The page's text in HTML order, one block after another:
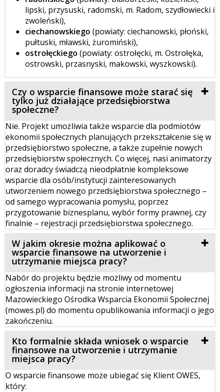
lipski, przysuski, radomski, m. Radom, szydłowiecki i
zwoleński),
ciechanowskiego (powiaty: ciechanowski, płoński,
pułtuski, mławski, żuromiński),
ostrołęckiego (powiaty: ostrołęcki, m. Ostrołęka,
ostrowski, przasnyski, makowski, wyszkowski).
Czy o wsparcie finansowe może starać się
tylko już działające przedsiębiorstwa
społeczne?
Nie. Projekt umożliwia także wsparcie dla podmiotów
ekonomii społecznych planujących przekształcenie się w
przedsiębiorstwo społeczne, a także zupełnie nowych
przedsiębiorstw społecznych. Co więcej, nasi animatorzy
oraz doradcy świadczą nieodpłatnie kompleksowe
wsparcie dla osób/instytucji zainteresowanych
utworzeniem nowego przedsiębiorstwa społecznego –
od samego wypracowania pomysłu, poprzez
przygotowanie biznesplanu, wybór formy prawnej, czy
finalnie – rejestracji przedsiębiorstwa społecznego.
W jakim okresie można aplikować o
wsparcie finansowe na utworzenie i
utrzymanie miejsca pracy?
Nabór do projektu będzie możliwy od momentu
ogłoszenia informacji na stronie internetowej
Mazowieckiego Ośrodka Wsparcia Ekonomii Społecznej
(mowes.pl) do momentu opublikowania informacji o jego
zakończeniu.
Kto formalnie składa wniosek o wsparcie
finansowe na utworzenie i utrzymanie
miejsca pracy?
O wsparcie finansowe może ubiegać się Klient OWES,
który: